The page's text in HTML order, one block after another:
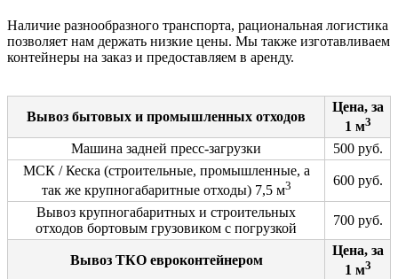
Наличие разнообразного транспорта, рациональная логистика
позволяет нам держать низкие цены. Мы также изготавливаем
контейнеры на заказ и предоставляем в аренду.
Вывоз бытовых и промышленных отходов
Цена, за
1 м3
Машина задней пресс-загрузки
500 руб.
МСК / Кеска (строительные, промышленные, а
так же крупногабаритные отходы) 7,5 м3 600 руб.
Вывоз крупногабаритных и строительных
отходов бортовым грузовиком с погрузкой
700 руб.
Вывоз ТКО евроконтейнером
Цена, за
1 м3